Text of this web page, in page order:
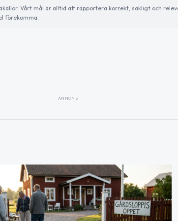
Vårt mål är alltid att rapportera korrekt, sakligt och
förekomma.
ANNONS